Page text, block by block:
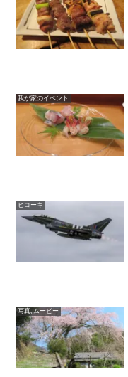
我が家のイベント
ヒコーキ
写真, ムービー